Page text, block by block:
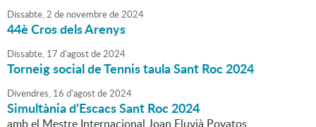
Dissabte,2 de novembrede2024
44è Cros dels Arenys
Dissabte, 17 d'agostde2024
Torneig social de Tennis taula Sant Roc 2024
Divendres, 16 d'agostde2024
Simultània d'Escacs Sant Roc 2024
amb el Mestre Internacional Joan Fluvià Poyatos